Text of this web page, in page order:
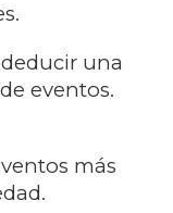
una
eventos.
más